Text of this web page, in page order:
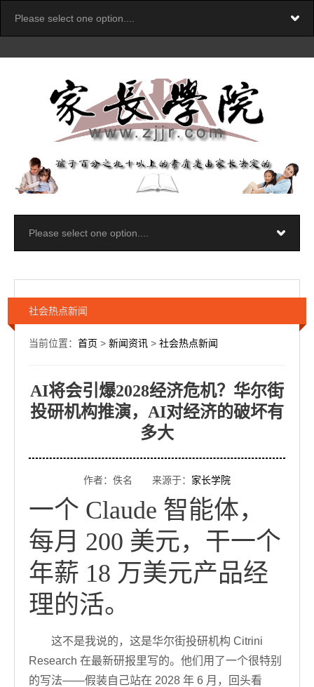
社会热点新闻
当前位置： 首页 > 新闻资讯 > 社会热点新闻
AI将会引爆2028经济危机？华尔街
投研机构推演，AI对经济的破坏有
多大
作者：佚名 来源于： 家长学院
一个 Claude 智能体，
每月 200 美元，干一个
年薪 18 万美元产品经
理的活。
这不是我说的，这是华尔街投研机构 Citrini
Research 在最新研报里写的。他们用了一个很特别
的写法——假装自己站在 2028 年 6 月，回头看